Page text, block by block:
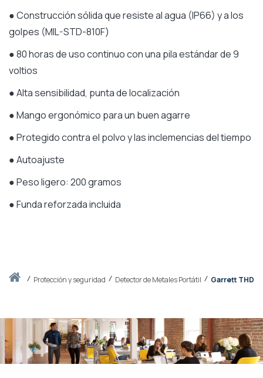
Inicioprotección y seguridad Detector de Metales Portátil Garrett THD
● Construcción sólida que resiste al agua (IP66) y a los
golpes (MIL-STD-810F)
● 80 horas de uso continuo con una pila estándar de 9
voltios
● Alta sensibilidad, punta de localización
● Mango ergonómico para un buen agarre
● Protegido contra el polvo y las inclemencias del tiempo
● Autoajuste
● Peso ligero: 200 gramos
● Funda reforzada incluida